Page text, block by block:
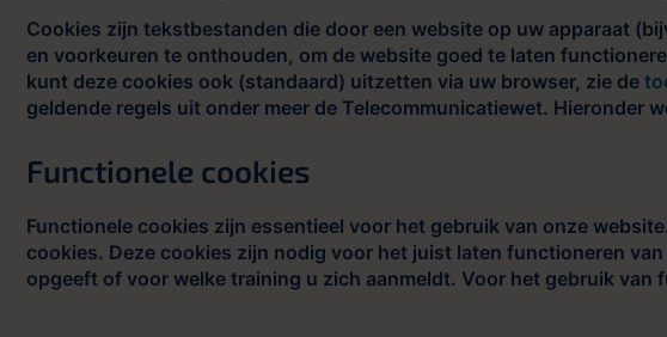
Cookies zijn tekstbestanden die door een website op uw apparaat
en voorkeuren te onthouden, om de website goed te laten
kunt deze cookies ook (standaard) uitzetten via uw browser, zie de
geldende regels uit onder meer de Telecommunicatiewet. Hieronder
Functionele cookies
Functionele cookies zijn essentieel voor het gebruik van onze
cookies. Deze cookies zijn nodig voor het juist laten functioneren
opgeeft of voor welke training u zich aanmeldt. Voor het gebruik